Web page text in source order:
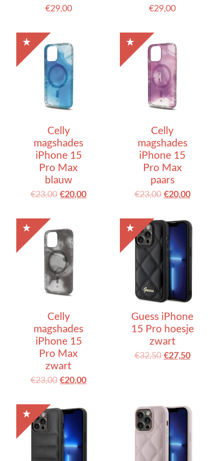
€29,00 €29,00
Celly
magshades
iPhone 15
Pro Max
blauw
€23,00 €20,00
Celly
magshades
iPhone 15
Pro Max
paars
€23,00 €20,00
Celly
magshades
iPhone 15
Pro Max
zwart
€23,00 €20,00
Guess iPhone
15 Pro hoesje
zwart
€32,50 €27,50